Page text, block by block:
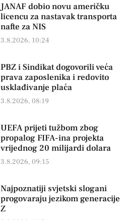
JANAF dobio novu američku
licencu za nastavak transporta
nafte za NIS
3.8.2026, 10:24
PBZ i Sindikat dogovorili veća
prava zaposlenika i redovito
usklađivanje plaća
3.8.2026, 08:19
UEFA prijeti tužbom zbog
propalog FIFA-ina projekta
vrijednog 20 milijardi dolara
3.8.2026, 09:15
Najpoznatiji svjetski slogani
progovaraju jezikom generacije
Z